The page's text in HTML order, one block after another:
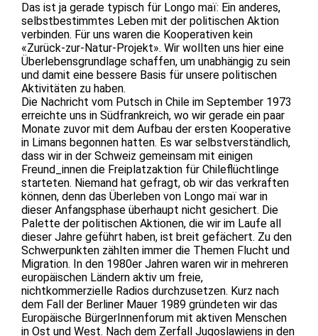
Das ist ja gerade typisch für Longo maï: Ein anderes,
selbstbestimmtes Leben mit der politischen Aktion
verbinden. Für uns waren die Kooperativen kein
«Zurück-zur-Natur-Projekt». Wir wollten uns hier eine
Überlebensgrundlage schaffen, um unabhängig zu sein
und damit eine bessere Basis für unsere politischen
Aktivitäten zu haben.
Die Nachricht vom Putsch in Chile im September 1973
erreichte uns in Südfrankreich, wo wir gerade ein paar
Monate zuvor mit dem Aufbau der ersten Kooperative
in Limans begonnen hatten. Es war selbstverständlich,
dass wir in der Schweiz gemeinsam mit einigen
Freund_innen die Freiplatzaktion für Chileflüchtlinge
starteten. Niemand hat gefragt, ob wir das verkraften
können, denn das Überleben von Longo maï war in
dieser Anfangsphase überhaupt nicht gesichert. Die
Palette der politischen Aktionen, die wir im Laufe all
dieser Jahre geführt haben, ist breit gefächert. Zu den
Schwerpunkten zählten immer die Themen Flucht und
Migration. In den 1980er Jahren waren wir in mehreren
europäischen Ländern aktiv um freie,
nichtkommerzielle Radios durchzusetzen. Kurz nach
dem Fall der Berliner Mauer 1989 gründeten wir das
Europäische BürgerInnenforum mit aktiven Menschen
in Ost und West. Nach dem Zerfall Jugoslawiens in den